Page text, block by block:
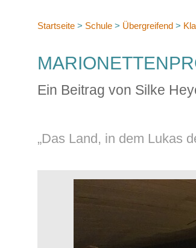
Startseite > Schule > Übergreifend >
Ein Beitrag von Silke
„Das Land, in dem Lukas